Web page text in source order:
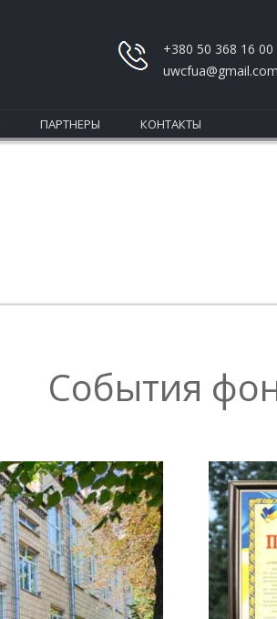
+380 50 368 16 00
uwcfua@gmail.com
ПАРТНЕРЫ КОНТАКТЫ
События